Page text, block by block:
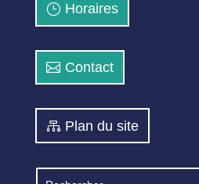
Horaires
Contact
Plan du site